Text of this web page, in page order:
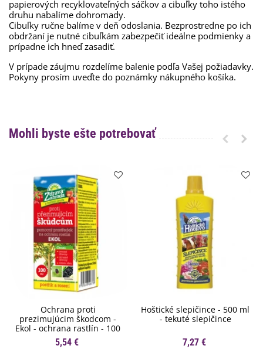
papierových recyklovateľných sáčkov a cibuľky toho istého
druhu nabalíme dohromady.
Cibuľky ručne balíme v deň odoslania. Bezprostredne po ich
obdržaní je nutné cibuľkám zabezpečiť ideálne podmienky a
prípadne ich hneď zasadiť.
V prípade záujmu rozdelíme balenie podľa Vašej požiadavky.
Pokyny prosím uveďte do poznámky nákupného košíka.
Mohli byste ešte potrebovať
Ochrana proti
prezimujúcim škodcom -
Ekol - ochrana rastlín - 100
ml
5,54 €
Hoštické slepičince - 500 ml
- tekuté slepičince
7,27 €